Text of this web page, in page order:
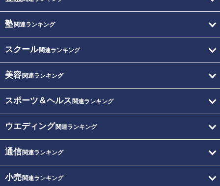
塾関連ランキング
スクール関連ランキング
美容関連ランキング
スポーツ＆ヘルス 関連ランキング
ウエディング関連ランキング
通信関連ランキング
小売関連ランキング